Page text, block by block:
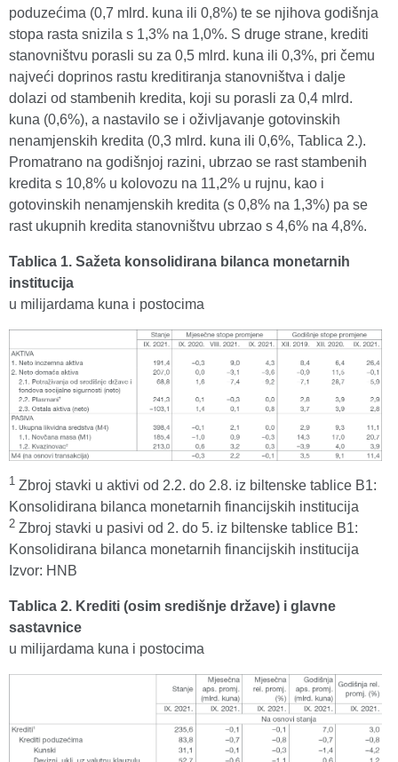
poduzećima (0,7 mlrd. kuna ili 0,8%) te se njihova godišnja
stopa rasta snizila s 1,3% na 1,0%. S druge strane, krediti
stanovništvu porasli su za 0,5 mlrd. kuna ili 0,3%, pri čemu
najveći doprinos rastu kreditiranja stanovništva i dalje
dolazi od stambenih kredita, koji su porasli za 0,4 mlrd.
kuna (0,6%), a nastavilo se i oživljavanje gotovinskih
nenamjenskih kredita (0,3 mlrd. kuna ili 0,6%, Tablica 2.).
Promatrano na godišnjoj razini, ubrzao se rast stambenih
kredita s 10,8% u kolovozu na 11,2% u rujnu, kao i
gotovinskih nenamjenskih kredita (s 0,8% na 1,3%) pa se
rast ukupnih kredita stanovništvu ubrzao s 4,6% na 4,8%.
Tablica 1. Sažeta konsolidirana bilanca monetarnih
institucija
u milijardama kuna i postocima
1 Zbroj stavki u aktivi od 2.2. do 2.8. iz biltenske tablice B1:
Konsolidirana bilanca monetarnih financijskih institucija
2 Zbroj stavki u pasivi od 2. do 5. iz biltenske tablice B1:
Konsolidirana bilanca monetarnih financijskih institucija
Izvor: HNB
Tablica 2. Krediti (osim središnje države) i glavne
sastavnice
u milijardama kuna i postocima